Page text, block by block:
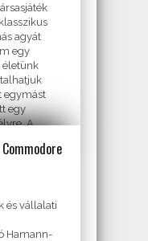
agyát
egy
életünk
egymást
egy
A
és vállalati
Hamann-